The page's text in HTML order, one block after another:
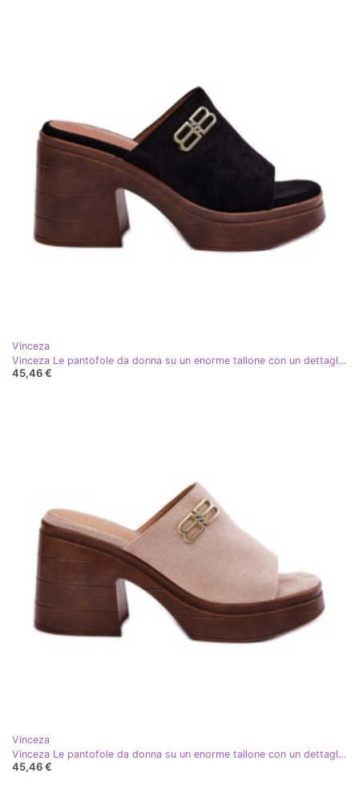
Vinceza
Vinceza Le pantofole da donna su un enorme tallone con un dettaglio dorato di Vincez 17400 nero
45,46 €
Vinceza
Vinceza Le pantofole da donna su un enorme tallone con un dettaglio dorato di Vincez 17400 beige
45,46 €